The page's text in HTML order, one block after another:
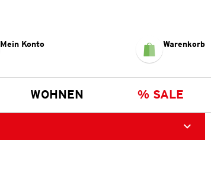
Mein Konto Warenkorb
WOHNEN % SALE